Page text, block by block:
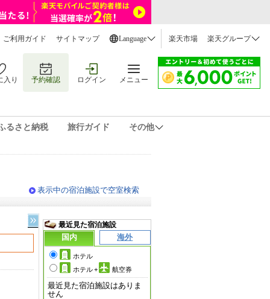
ご利用ガイド サイトマップ Language 楽天市場 楽天グループ
入り 予約確認 ログイン メニュー
るさと納税 旅行ガイド その他
表示中の宿泊施設で空室検索
最近見た宿泊施設
国内
海外
ホテル
ホテル+ 航空券
最近見た宿泊施設はありま
せん